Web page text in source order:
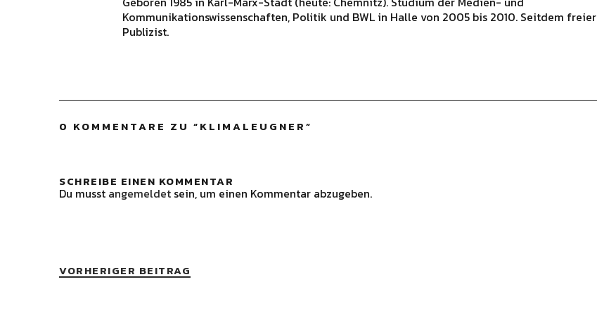
Kommunikationswissenschaften, Politik und BWL in Halle von 2005 bis 2010. Seitdem freier
Publizist.
0 KOMMENTARE ZU “KLIMALEUGNER”
SCHREIBE EINEN KOMMENTAR
Du musst angemeldet sein, um einen Kommentar abzugeben.
VORHERIGER BEITRAG